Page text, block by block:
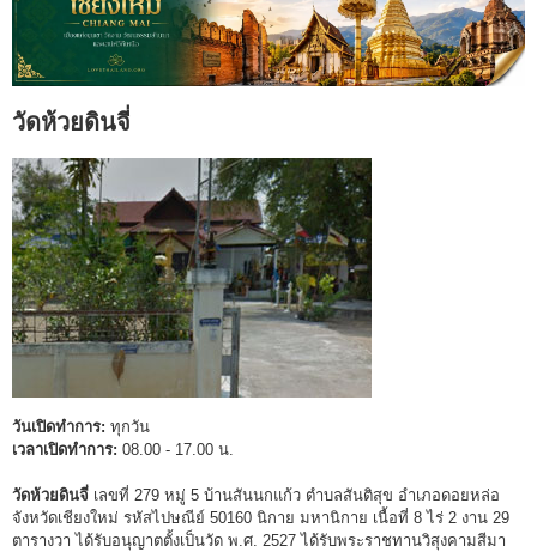
วัดห้วยดินจี่
วันเปิดทำการ: ทุกวัน
เวลาเปิดทำการ: 08.00 - 17.00 น.
วัดห้วยดินจี่ เลขที่ 279 หมู่ 5 บ้านสันนกแก้ว ตำบลสันติสุข อำเภอดอยหล่อ
จังหวัดเชียงใหม่ รหัสไปษณีย์ 50160 นิกาย มหานิกาย เนื้อที่ 8 ไร่ 2 งาน 29
ตารางวา ได้รับอนุญาตตั้งเป็นวัด พ.ศ. 2527 ได้รับพระราชทานวิสุงคามสีมา